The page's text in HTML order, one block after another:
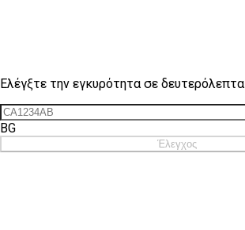
Ελέγξτε την εγκυρότητα σε δευτερόλεπτα
BG
Έλεγχος